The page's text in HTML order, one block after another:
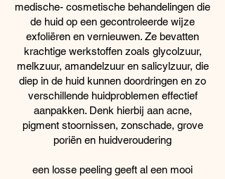
medische- cosmetische behandelingen die
de huid op een gecontroleerde wijze
exfoliëren en vernieuwen. Ze bevatten
krachtige werkstoffen zoals glycolzuur,
melkzuur, amandelzuur en salicylzuur, die
diep in de huid kunnen doordringen en zo
verschillende huidproblemen effectief
aanpakken. Denk hierbij aan acne,
pigment stoornissen, zonschade, grove
poriën en huidveroudering
een losse peeling geeft al een mooi